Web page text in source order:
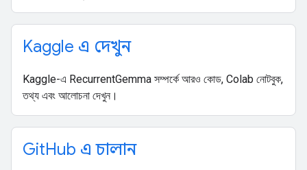
Kaggle এ দেখুন
Kaggle-এ RecurrentGemma সম্পর্কে আরও কোড, Colab নোটবুক,
তথ্য এবং আলোচনা দেখুন।
GitHub এ চালান